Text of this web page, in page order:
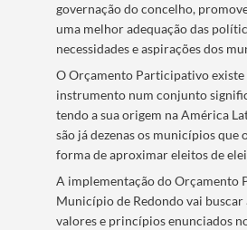
governação do concelho,
uma melhor adequação das
necessidades e aspirações dos
O Orçamento Participativo
instrumento num conjunto
tendo a sua origem na América
são já dezenas os municípios que
forma de aproximar eleitos de
A implementação do Orçamento
Município de Redondo vai buscar
valores e princípios enunciados